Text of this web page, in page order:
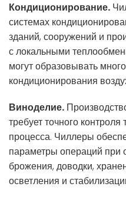
Кондиционирование.
системах
зданий, сооружений и
с локальными
могут образовывать
кондиционирования
Виноделие.
требует точного
процесса. Чиллеры
параметры операций при
брожения, доводки,
осветления и